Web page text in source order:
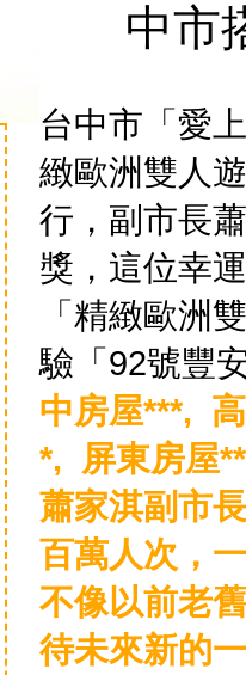
中市
台中市「愛
緻歐洲雙人
行，副市長
獎，這位幸
「精緻歐洲
驗「92號豐
中房屋***,
*, 屏東房屋
蕭家淇副市
百萬人次，
不像以前老
待未來新的